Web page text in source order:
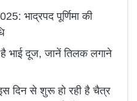
भाद्रपद पूर्णिमा की
भाई दूज, जानें तिलक लगाने
दिन से शुरू हो रही है चैत्र